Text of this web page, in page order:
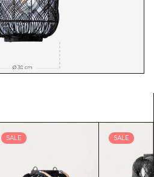
SALE SALE